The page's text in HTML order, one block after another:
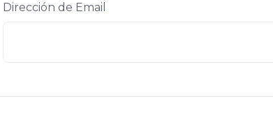
Dirección de Email